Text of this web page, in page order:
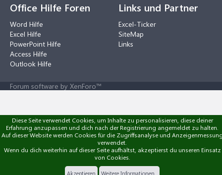
Office Hilfe Foren
Word Hilfe
Excel Hilfe
PowerPoint Hilfe
Access Hilfe
Outlook Hilfe
Links und Partner
Excel-Ticker
SiteMap
Links
Forum software by XenForo™
Diese Seite verwendet Cookies, um Inhalte zu personalisieren, diese deiner
Erfahrung anzupassen und dich nach der Registrierung angemeldet zu halten.
Auf dieser Website werden Cookies für die Zugriffsanalyse und
verwendet.
Wenn du dich weiterhin auf dieser Seite aufhältst, akzeptierst du unseren Einsatz
von Cookies.
Akzeptieren Weitere Informationen...